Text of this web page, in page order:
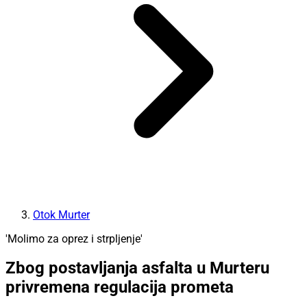
Otok Murter
'Molimo za oprez i strpljenje'
Zbog postavljanja asfalta u Murteru
privremena regulacija prometa